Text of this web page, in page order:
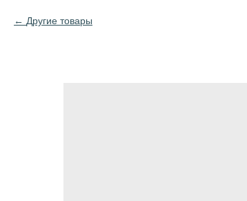
Другие товары